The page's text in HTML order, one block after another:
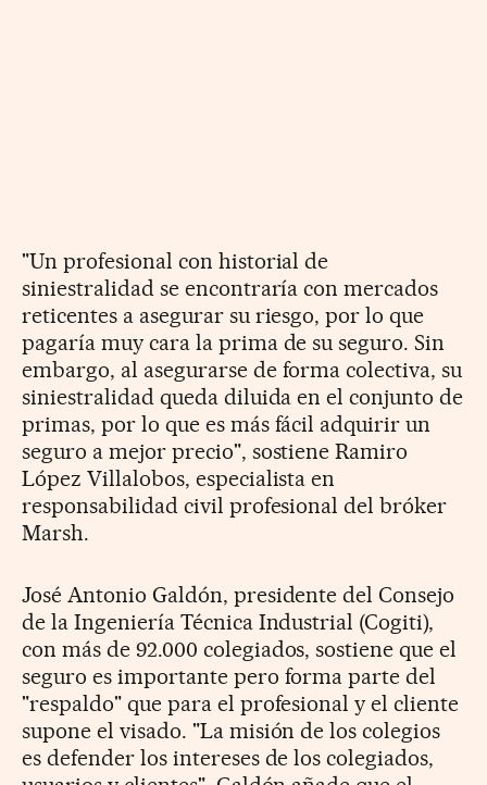
"Un profesional con historial de
siniestralidad se encontraría con mercados
reticentes a asegurar su riesgo, por lo que
pagaría muy cara la prima de su seguro. Sin
embargo, al asegurarse de forma colectiva, su
siniestralidad queda diluida en el conjunto de
primas, por lo que es más fácil adquirir un
seguro a mejor precio", sostiene Ramiro
López Villalobos, especialista en
responsabilidad civil profesional del bróker
Marsh.
José Antonio Galdón, presidente del Consejo
de la Ingeniería Técnica Industrial (Cogiti),
con más de 92.000 colegiados, sostiene que el
seguro es importante pero forma parte del
"respaldo" que para el profesional y el cliente
supone el visado. "La misión de los colegios
es defender los intereses de los colegiados,